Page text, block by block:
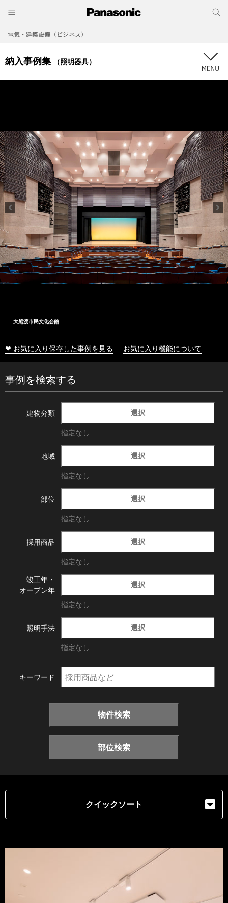
電気・建築設備（ビジネス）
納入事例集 （照明器具）
大船渡市民文化会館
❤ お気に入り保存した事例を見る お気に入り機能について
事例を検索する
建物分類 選択
指定なし
地域 選択
指定なし
部位 選択
指定なし
採用商品 選択
指定なし
竣工年・
オープン年
選択
指定なし
照明手法 選択
指定なし
キーワード
物件検索
部位検索
クイックソート